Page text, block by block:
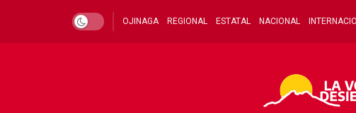
OJINAGA REGIONAL ESTATAL NACIONAL